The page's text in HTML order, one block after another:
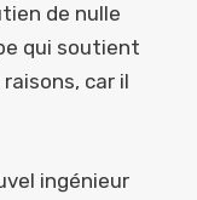
de nulle
qui soutient
car il
ingénieur